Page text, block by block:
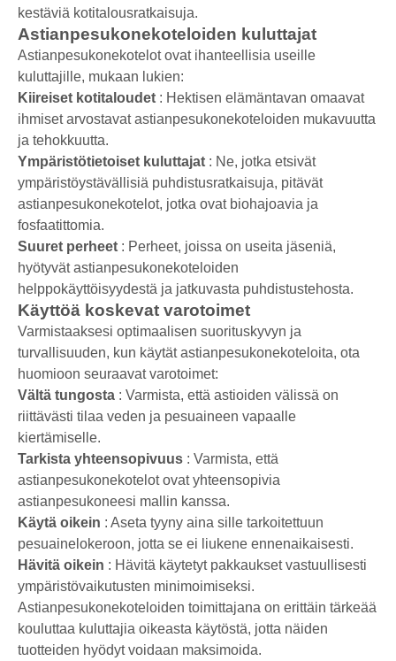
kestäviä kotitalousratkaisuja.
Astianpesukonekoteloiden kuluttajat
Astianpesukonekotelot ovat ihanteellisia useille
kuluttajille, mukaan lukien:
Kiireiset kotitaloudet : Hektisen elämäntavan omaavat
ihmiset arvostavat astianpesukonekoteloiden mukavuutta
ja tehokkuutta.
Ympäristötietoiset kuluttajat : Ne, jotka etsivät
ympäristöystävällisiä puhdistusratkaisuja, pitävät
astianpesukonekotelot, jotka ovat biohajoavia ja
fosfaatittomia.
Suuret perheet : Perheet, joissa on useita jäseniä,
hyötyvät astianpesukonekoteloiden
helppokäyttöisyydestä ja jatkuvasta puhdistustehosta.
Käyttöä koskevat varotoimet
Varmistaaksesi optimaalisen suorituskyvyn ja
turvallisuuden, kun käytät astianpesukonekoteloita, ota
huomioon seuraavat varotoimet:
Vältä tungosta : Varmista, että astioiden välissä on
riittävästi tilaa veden ja pesuaineen vapaalle
kiertämiselle.
Tarkista yhteensopivuus : Varmista, että
astianpesukonekotelot ovat yhteensopivia
astianpesukoneesi mallin kanssa.
Käytä oikein : Aseta tyyny aina sille tarkoitettuun
pesuainelokeroon, jotta se ei liukene ennenaikaisesti.
Hävitä oikein : Hävitä käytetyt pakkaukset vastuullisesti
ympäristövaikutusten minimoimiseksi.
Astianpesukonekoteloiden toimittajana on erittäin tärkeää
kouluttaa kuluttajia oikeasta käytöstä, jotta näiden
tuotteiden hyödyt voidaan maksimoida.